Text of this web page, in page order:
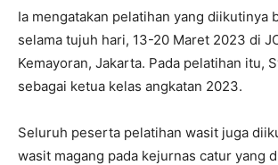
Ia mengatakan pelatihan yang diikutinya
selama tujuh hari, 13-20 Maret 2023 di
Kemayoran, Jakarta. Pada pelatihan itu,
sebagai ketua kelas angkatan 2023.
Seluruh peserta pelatihan wasit juga
wasit magang pada kejurnas catur yang